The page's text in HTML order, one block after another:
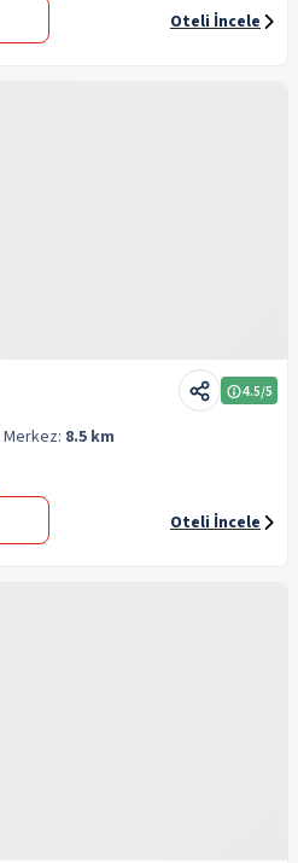
Oteli İncele
4.5/5
Merkez: 8.5 km
Oteli İncele